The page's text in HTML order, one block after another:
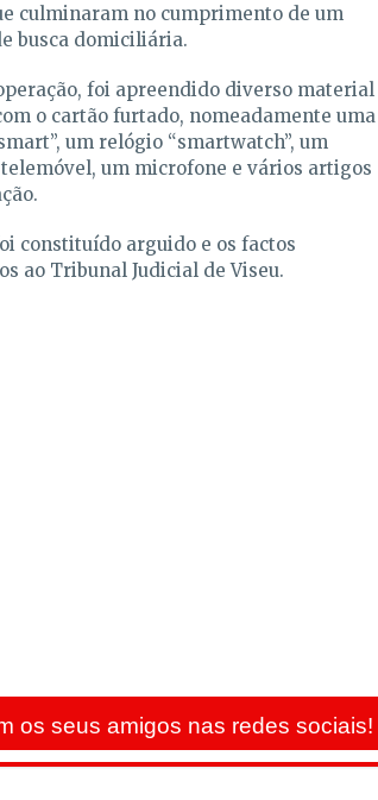
culminaram no cumprimento de um
busca domiciliária.
foi apreendido diverso material
o cartão furtado, nomeadamente uma
um relógio “smartwatch”, um
um microfone e vários artigos
constituído arguido e os factos
ao Tribunal Judicial de Viseu.
os seus amigos nas redes sociais!